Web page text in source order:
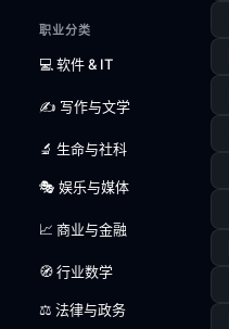
职业分类
💻 软件 & IT
✍️ 写作与文学
🔬 生命与社科
🎭 娱乐与媒体
📈 商业与金融
🧭 行业数学
⚖️ 法律与政务